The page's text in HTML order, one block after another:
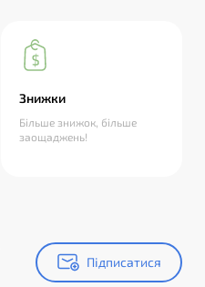
Знижки
Більше знижок, більше
заощаджень!
Підписатися
Підписатися